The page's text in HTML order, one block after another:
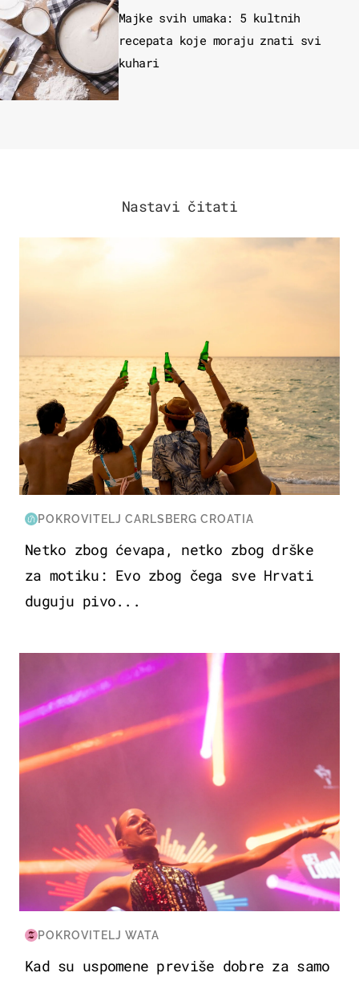
Majke svih umaka: 5 kultnih
recepata koje moraju znati svi
kuhari
Nastavi čitati
POKROVITELJ CARLSBERG CROATIA
Netko zbog ćevapa, netko zbog drške
za motiku: Evo zbog čega sve Hrvati
duguju pivo...
KULTURA & ZABAVA
POKROVITELJ WATA
Kad su uspomene previše dobre za samo